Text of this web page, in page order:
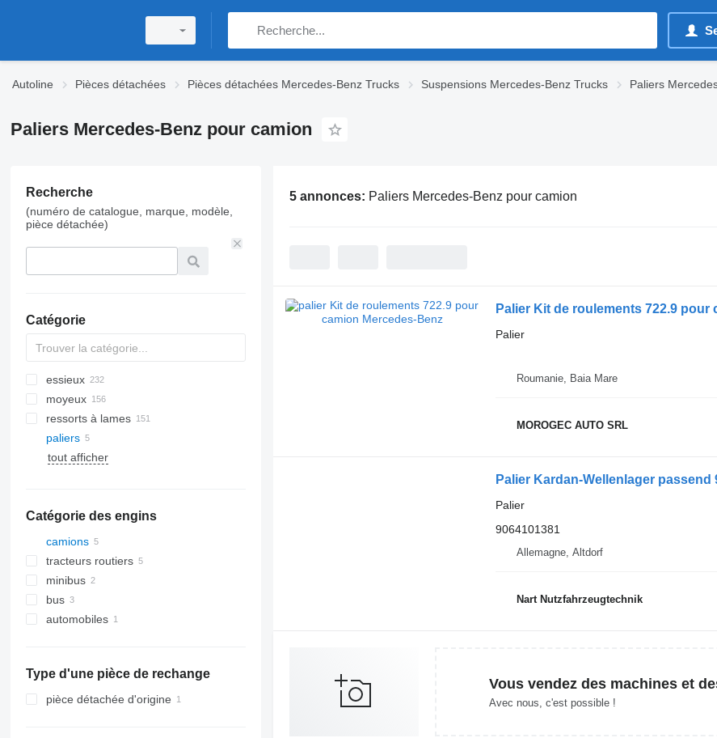
Autoline Pièces détachées Pièces détachées Mercedes-Benz Trucks Suspensions Mercedes-Benz Trucks Paliers
Paliers Mercedes-Benz pour camion
Recherche
(numéro de catalogue, marque, modèle,
pièce détachée)
Catégorie
essieux
moyeux
ressorts à lames
paliers
tout afficher
Catégorie des engins
camions
tracteurs routiers
minibus
bus
automobiles
Type d'une pièce de rechange
pièce détachée d'origine
5 annonces: Paliers Mercedes-Benz pour camion
Palier Kit de roulements 722.9 pour
Palier
Roumanie, Baia Mare
MOROGEC AUTO SRL
Palier Kardan-Wellenlager
Palier
9064101381
Allemagne, Altdorf
Nart Nutzfahrzeugtechnik
Vous vendez des machines et
Avec nous, c'est possible !